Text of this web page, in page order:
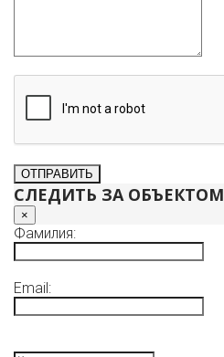
СЛЕДИТЬ ЗА ОБЪЕКТОМ
×
Фамилия:
Email: